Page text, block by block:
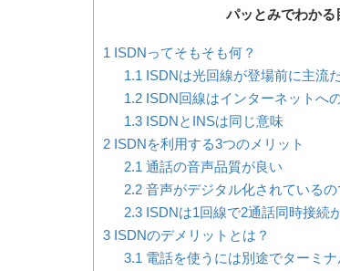
パッとみでわかる
1 ISDNってそもそも何？
1.1 ISDNは光回線が登場前に主流
1.2ISDN回線はインターネットへ
1.3ISDNとINSは同じ意味
2 ISDNを利用する3つのメリット
2.1 通話の音声品質が良い
2.2音声がデジタル化されている
2.3ISDNは1回線で2通話同時接続
3 ISDNのデメリットとは？
3.1 電話を使うには別途でターミ